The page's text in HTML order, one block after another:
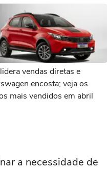
vendas diretas e
encosta; veja os
mais vendidos em abril
a necessidade de